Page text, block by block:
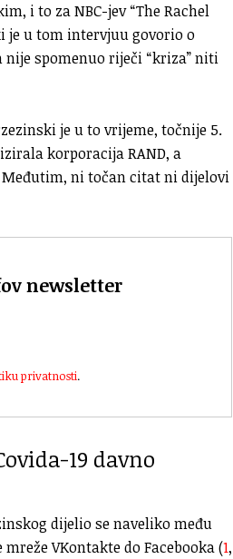
i to za NBC-jev “The Rachel
je u tom intervjuu govorio o
spomenuo riječi “kriza” niti
je u to vrijeme, točnije 5.
korporacija RAND, a
Međutim, ni točan citat ni dijelovi
newsletter
privatnosti.
19 davno
dijelio se naveliko među
VKontakte do Facebooka (1,